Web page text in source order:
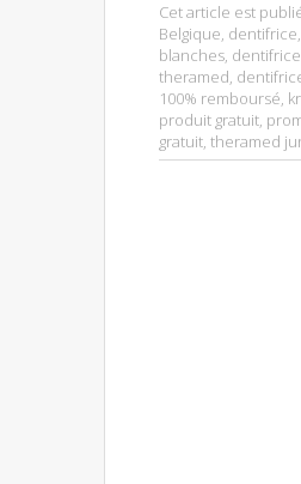
Cet article est
Belgique, dentifrice,
blanches,
theramed,
100% remboursé,
produit gratuit,
gratuit, theramed